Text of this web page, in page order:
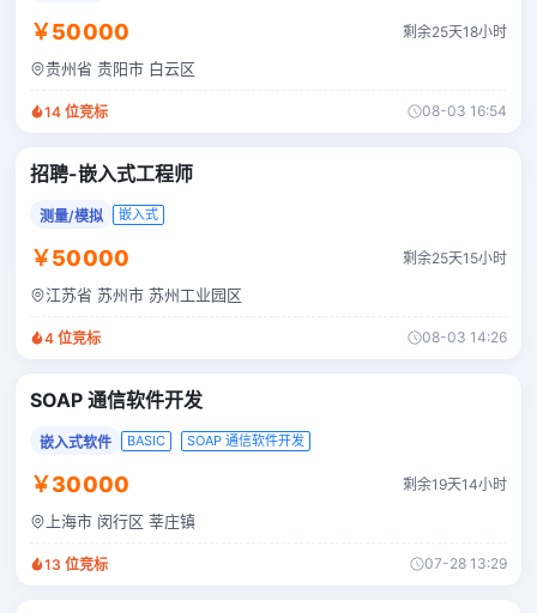
￥50000 剩余25天18小时
贵州省 贵阳市 白云区
14 位竞标 08-03 16:54
招聘-嵌入式工程师
测量/模拟 嵌入式
￥50000 剩余25天15小时
江苏省 苏州市 苏州工业园区
4 位竞标 08-03 14:26
SOAP 通信软件开发
嵌入式软件 BASIC SOAP 通信软件开发
￥30000 剩余19天14小时
上海市 闵行区 莘庄镇
13 位竞标 07-28 13:29